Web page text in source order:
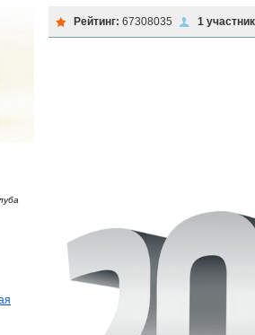
Рейтинг: 67308035 1